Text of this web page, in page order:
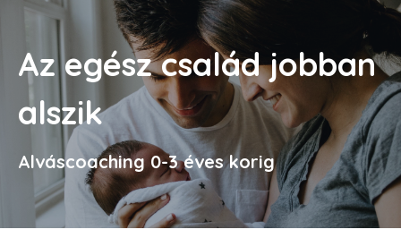
Az egész család jobban
alszik
Alváscoaching 0-3 éves korig